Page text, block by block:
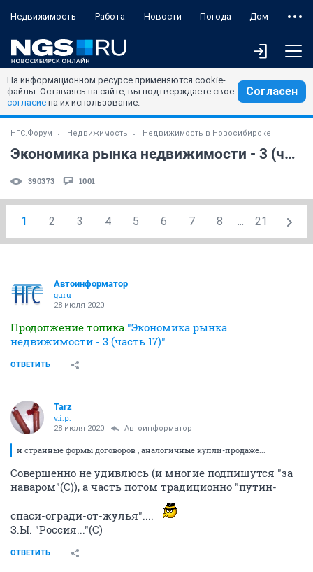
Недвижимость Работа Новости Погода Дом
На информационном ресурсе применяются cookie-
файлы. Оставаясь на сайте, вы подтверждаете свое
согласие на их использование.
Согласен
НГС.Форум Недвижимость Недвижимость в Новосибирске
Экономика рынка недвижимости - 3 (часть 18)
390373 1001
1 2 3 4 5 6 7 8 ... 21
Автоинформатор
guru
28 июля 2020
Продолжение топика "Экономика рынка
недвижимости - 3 (часть 17)"
ОТВЕТИТЬ
Tarz
v.i.p.
28 июля 2020 Автоинформатор
и странные формы договоров , аналогичные купли-продаже...
Совершенно не удивлюсь (и многие подпишутся "за
наваром"(С)), а часть потом традиционно "путин-
спаси-огради-от-жулья"....
З.Ы. "Россия..."(С)
ОТВЕТИТЬ